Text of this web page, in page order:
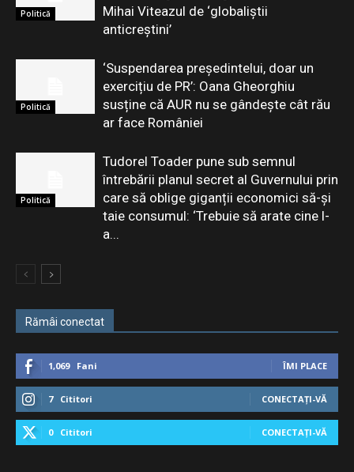
Politică
Mihai Viteazul de ‘globaliștii
anticreștini’
Politică
‘Suspendarea președintelui, doar un
exercițiu de PR’: Oana Gheorghiu
susține că AUR nu se gândește cât rău
ar face României
Politică
Tudorel Toader pune sub semnul
întrebării planul secret al Guvernului prin
care să oblige giganții economici să-și
taie consumul: ‘Trebuie să arate cine l-
a...
Rămâi conectat
1,069 Fani ÎMI PLACE
7 Cititori CONECTAȚI-VĂ
0 Cititori CONECTAȚI-VĂ